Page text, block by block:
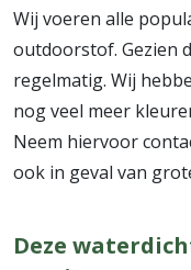
Wij voeren alle
outdoorstof. Gezien
regelmatig. Wij
nog veel meer
Neem hiervoor
ook in geval van
Deze